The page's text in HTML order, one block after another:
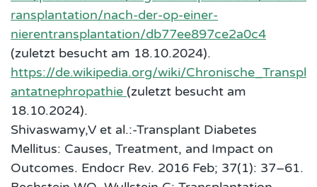
ransplantation/nach-der-op-einer-
nierentransplantation/db77ee897ce2a0c4
(zuletzt besucht am 18.10.2024).
https://de.wikipedia.org/wiki/Chronische_Transpl
antatnephropathie (zuletzt besucht am
18.10.2024).
Shivaswamy,V et al.:-Transplant Diabetes
Mellitus: Causes, Treatment, and Impact on
Outcomes. Endocr Rev. 2016 Feb; 37(1): 37–61.